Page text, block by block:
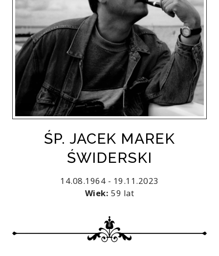
ŚP. JACEK MAREK
ŚWIDERSKI
14.08.1964 - 19.11.2023
Wiek: 59 lat